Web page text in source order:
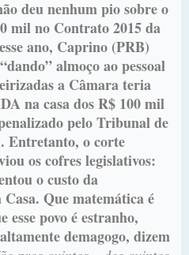
deu nenhum pio sobre o
mil no Contrato 2015 da
ano, Caprino (PRB)
almoço ao pessoal
a Câmara teria
na casa dos R$ 100 mil
pelo Tribunal de
Entretanto, o corte
os cofres legislativos:
o custo da
Que matemática é
esse povo é estranho,
demagogo, dizem